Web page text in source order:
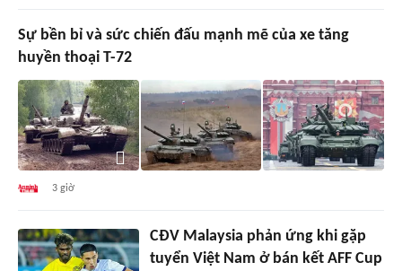
Sự bền bỉ và sức chiến đấu mạnh mẽ của xe tăng
huyền thoại T-72
3 giờ
CĐV Malaysia phản ứng khi gặp
tuyển Việt Nam ở bán kết AFF Cup